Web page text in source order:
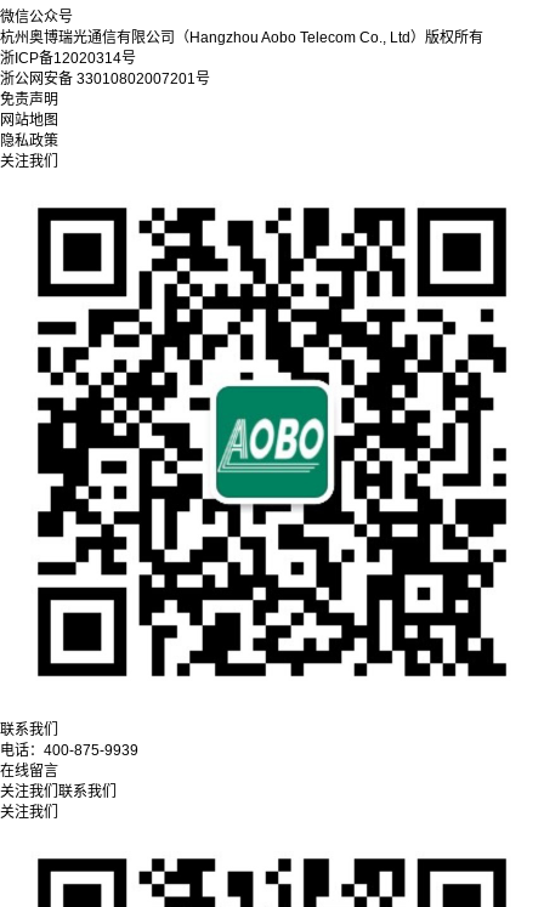
微信公众号
杭州奥博瑞光通信有限公司（Hangzhou Aobo Telecom Co., Ltd） 版权所有
浙ICP备12020314号
浙公网安备 33010802007201号
免责声明
网站地图
隐私政策
关注我们
联系我们
电话： 400-875-9939
在线留言
关注我们 联系我们
关注我们